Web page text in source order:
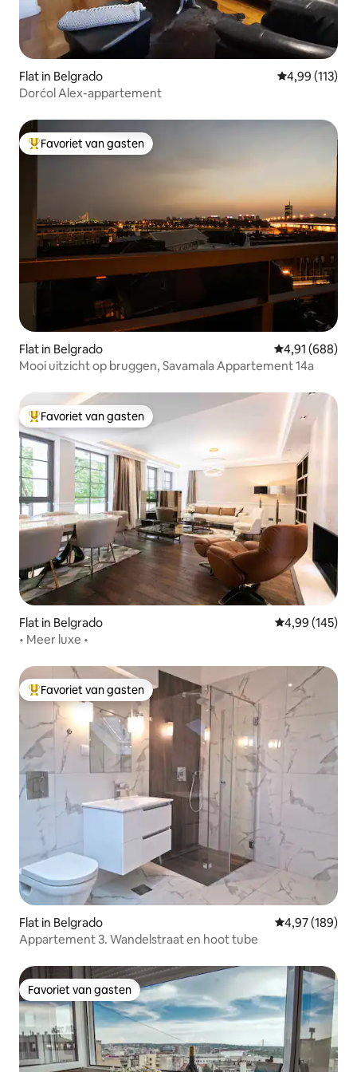
Flat in Belgrado Gemiddelde
4,99 (113)
Dorćol Alex-appartement
Topfavoriet van gasten
Favoriet van gasten
Flat in Belgrado Gemiddelde
4,91 (688)
Mooi uitzicht op bruggen, Savamala Appartement 14a
Topfavoriet van gasten
Favoriet van gasten
Flat in Belgrado Gemiddelde
4,99 (145)
• Meer luxe •
Topfavoriet van gasten
Favoriet van gasten
Flat in Belgrado Gemiddelde
4,97 (189)
Appartement 3. Wandelstraat en hoot tube
Favoriet van gasten
Favoriet van gasten